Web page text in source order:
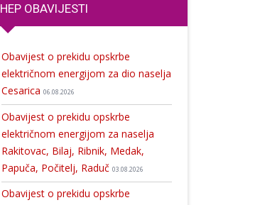
Karlo Starčević za portal gradonačelnik.hr: Ljudi su nagradili naše rezultate, nastavljamo razvijati Gospić, a cilj nam je u Lici pokrenuti stratešku proizvodnju hrane
HEP OBAVIJESTI
Obavijest o prekidu opskrbe
električnom energijom za dio naselja
Cesarica 06.08.2026
Obavijest o prekidu opskrbe
električnom energijom za naselja
Rakitovac, Bilaj, Ribnik, Medak,
Papuča, Počitelj, Raduč 03.08.2026
Obavijest o prekidu opskrbe